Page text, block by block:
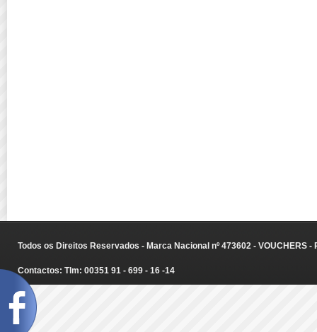
Todos os Direitos Reservados - Marca Nacional nº 473602 - VOUCHERS
Contactos: Tlm: 00351 91 - 699 - 16 -14